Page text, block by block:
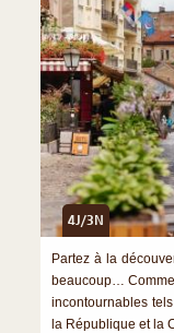
4J/3N
Partez à la
beaucoup…
incontournables
la République et la